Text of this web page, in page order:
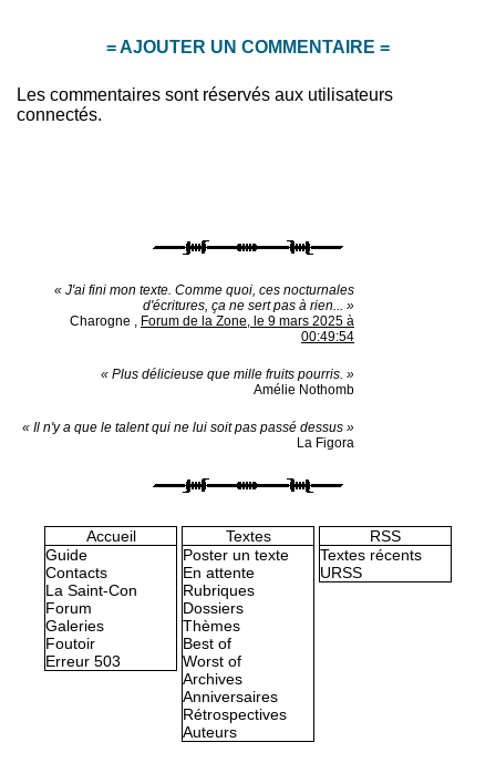
= AJOUTER UN COMMENTAIRE =
Les commentaires sont réservés aux utilisateurs
connectés.
« J'ai fini mon texte. Comme quoi, ces nocturnales
d'écritures, ça ne sert pas à rien... »
Charogne , Forum de la Zone, le 9 mars 2025 à
00:49:54
« Plus délicieuse que mille fruits pourris. »
Amélie Nothomb
« Il n'y a que le talent qui ne lui soit pas passé dessus »
La Figora
Accueil
Guide
Contacts
La Saint-Con
Forum
Galeries
Foutoir
Erreur 503
Textes
Poster un texte
En attente
Rubriques
Dossiers
Thèmes
Best of
Worst of
Archives
Anniversaires
Rétrospectives
Auteurs
RSS
Textes récents
URSS